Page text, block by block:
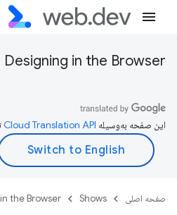
Designing in the Browser
این صفحه به‌وسیله
صفحه اصلی Shows
the Browser